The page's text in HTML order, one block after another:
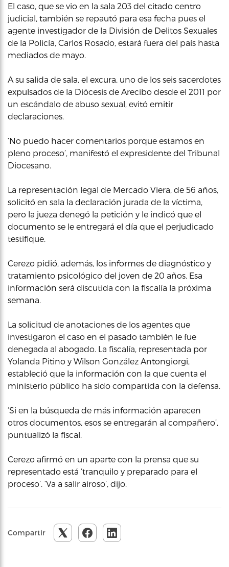
El caso, que se vio en la sala 203 del citado centro
judicial, también se repautó para esa fecha pues el
agente investigador de la División de Delitos Sexuales
de la Policía, Carlos Rosado, estará fuera del país hasta
mediados de mayo.
A su salida de sala, el excura, uno de los seis sacerdotes
expulsados de la Diócesis de Arecibo desde el 2011 por
un escándalo de abuso sexual, evitó emitir
declaraciones.
‘No puedo hacer comentarios porque estamos en
pleno proceso’, manifestó el expresidente del Tribunal
Diocesano.
La representación legal de Mercado Viera, de 56 años,
solicitó en sala la declaración jurada de la víctima,
pero la jueza denegó la petición y le indicó que el
documento se le entregará el día que el perjudicado
testifique.
Cerezo pidió, además, los informes de diagnóstico y
tratamiento psicológico del joven de 20 años. Esa
información será discutida con la fiscalía la próxima
semana.
La solicitud de anotaciones de los agentes que
investigaron el caso en el pasado también le fue
denegada al abogado. La fiscalía, representada por
Yolanda Pitino y Wilson González Antongiorgi,
estableció que la información con la que cuenta el
ministerio público ha sido compartida con la defensa.
‘Si en la búsqueda de más información aparecen
otros documentos, esos se entregarán al compañero’,
puntualizó la fiscal.
Cerezo afirmó en un aparte con la prensa que su
representado está ‘tranquilo y preparado para el
proceso’. ‘Va a salir airoso’, dijo.
Compartir